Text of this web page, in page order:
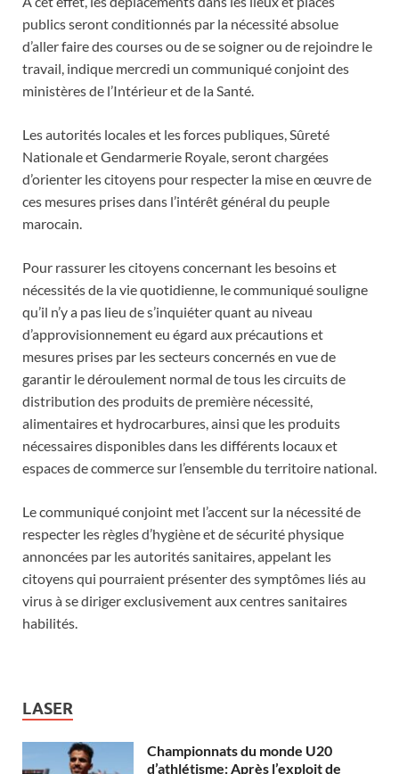
publics seront conditionnés par la nécessité absolue
d’aller faire des courses ou de se soigner ou de rejoindre le
travail, indique mercredi un communiqué conjoint des
ministères de l’Intérieur et de la Santé.
Les autorités locales et les forces publiques, Sûreté
Nationale et Gendarmerie Royale, seront chargées
d’orienter les citoyens pour respecter la mise en œuvre de
ces mesures prises dans l’intérêt général du peuple
marocain.
Pour rassurer les citoyens concernant les besoins et
nécessités de la vie quotidienne, le communiqué souligne
qu’il n’y a pas lieu de s’inquiéter quant au niveau
d’approvisionnement eu égard aux précautions et
mesures prises par les secteurs concernés en vue de
garantir le déroulement normal de tous les circuits de
distribution des produits de première nécessité,
alimentaires et hydrocarbures, ainsi que les produits
nécessaires disponibles dans les différents locaux et
espaces de commerce sur l’ensemble du territoire national.
Le communiqué conjoint met l’accent sur la nécessité de
respecter les règles d’hygiène et de sécurité physique
annoncées par les autorités sanitaires, appelant les
citoyens qui pourraient présenter des symptômes liés au
virus à se diriger exclusivement aux centres sanitaires
habilités.
LASER
Championnats du monde U20
d’athlétisme: Après l’exploit de